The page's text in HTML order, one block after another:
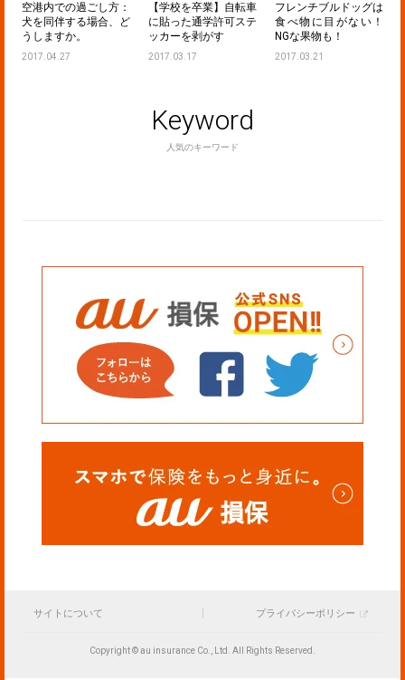
空港内での過ごし方：
犬を同伴する場合、ど
うしますか。
2017.04.27
【学校を卒業】自転車
に貼った通学許可ステ
ッカーを剥がす
2017.03.17
フレンチブルドッグは
食べ物に目がない！
NGな果物も！
2017.03.21
Keyword
人気のキーワード
サイトについて プライバシーポリシー
Copyright © au insurance Co., Ltd. All Rights Reserved.